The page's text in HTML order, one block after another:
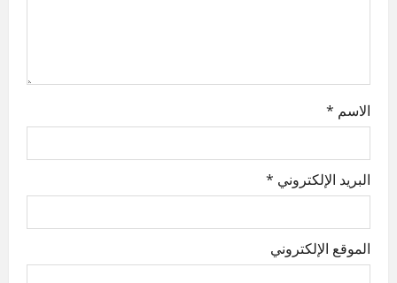
n
الاسم *
البريد الإلكتروني *
الموقع الإلكتروني